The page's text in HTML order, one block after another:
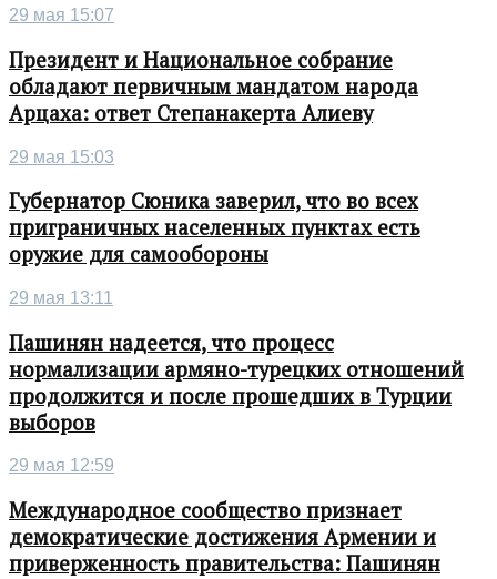
29 мая 15:07
Президент и Национальное собрание
обладают первичным мандатом народа
Арцаха: ответ Степанакерта Алиеву
29 мая 15:03
Губернатор Сюника заверил, что во всех
приграничных населенных пунктах есть
оружие для самообороны
29 мая 13:11
Пашинян надеется, что процесс
нормализации армяно-турецких отношений
продолжится и после прошедших в Турции
выборов
29 мая 12:59
Международное сообщество признает
демократические достижения Армении и
приверженность правительства: Пашинян